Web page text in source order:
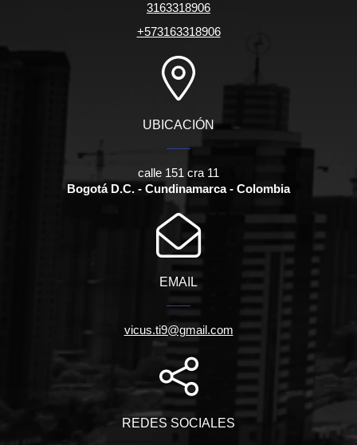
3163318906
+573163318906
UBICACIÓN
calle 151 cra 11
Bogotá D.C. - Cundinamarca - Colombia
EMAIL
vicus.ti9@gmail.com
REDES SOCIALES